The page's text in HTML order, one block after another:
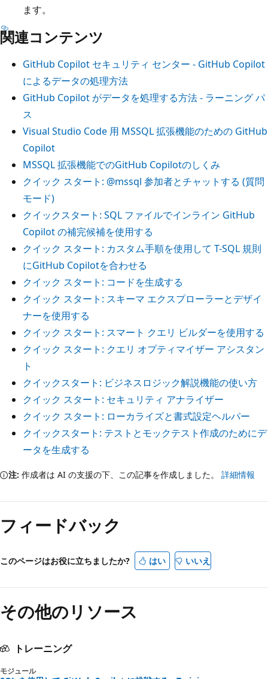
ます。
関連コンテンツ
GitHub Copilot セキュリティ センター - GitHub Copilot
によるデータの処理方法
GitHub Copilot がデータを処理する方法 - ラーニング パ
ス
Visual Studio Code 用 MSSQL 拡張機能のための GitHub
Copilot
MSSQL 拡張機能でのGitHub Copilotのしくみ
クイック スタート: @mssql 参加者とチャットする (質問
モード)
クイックスタート: SQL ファイルでインライン GitHub
Copilot の補完候補を使用する
クイック スタート: カスタム手順を使用して T-SQL 規則
にGitHub Copilotを合わせる
クイック スタート: コードを生成する
クイック スタート: スキーマ エクスプローラーとデザイ
ナーを使用する
クイック スタート: スマート クエリ ビルダーを使用する
クイック スタート: クエリ オプティマイザー アシスタン
ト
クイックスタート: ビジネスロジック解説機能の使い方
クイック スタート: セキュリティ アナライザー
クイック スタート: ローカライズと書式設定ヘルパー
クイックスタート: テストとモックテスト作成のためにデ
ータを生成する
注: 作成者は AI の支援の下、この記事を作成しました。 詳細情報
フィードバック
このページはお役に立ちましたか? はい いいえ
その他のリソース
トレーニング
モジュール